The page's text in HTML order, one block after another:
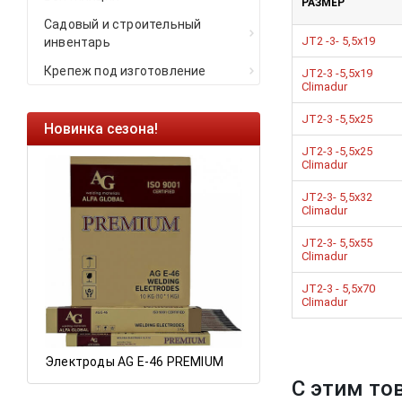
Садовый и строительный
инвентарь
Крепеж под изготовление
Новинка сезона!
Электроды AG E-46 PREMIUM
Ликвидация
Саморезы
HARPOON EURO
остатков по ценам
РАЗМЕР
JT2 -3- 5,5x19
JT2-3 -5,5x19
Сlimadur
JT2-3 -5,5x25
JT2-3 -5,5x25
Сlimadur
JT2-3- 5,5x32
Сlimadur
JT2-3- 5,5x55
Сlimadur
JT2-3 - 5,5x70
Сlimadur
С этим